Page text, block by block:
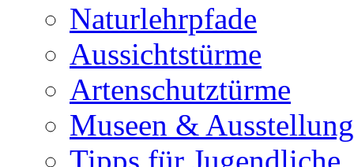
Naturlehrpfade
Aussichtstürme
Artenschutztürme
Museen &
Tipps für Jugendliche